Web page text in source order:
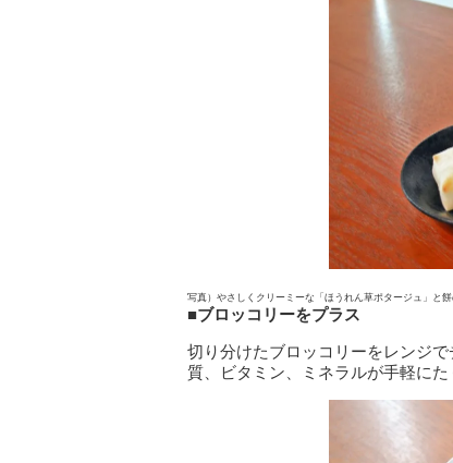
写真）やさしくクリーミーな「ほうれん草ポタージュ」と
■ブロッコリーをプラス
切り分けたブロッコリーをレンジ
質、ビタミン、ミネラルが手軽に